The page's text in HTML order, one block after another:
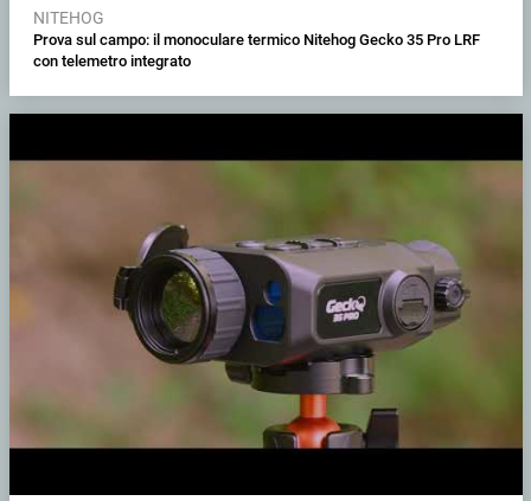
NITEHOG
Prova sul campo: il monoculare termico Nitehog Gecko 35 Pro LRF
con telemetro integrato